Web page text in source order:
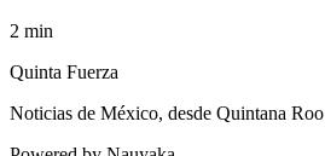
2 min
Quinta Fuerza
Noticias de México, desde Quintana Roo